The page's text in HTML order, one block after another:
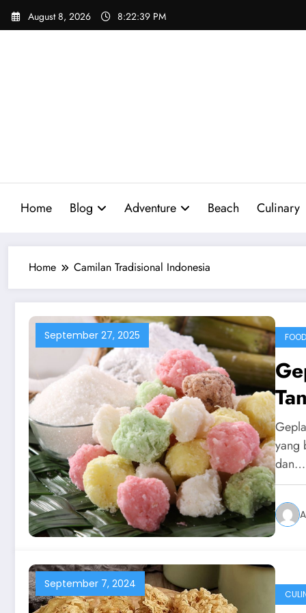
Skip
August 8, 2026 8:22:40 PM
Home Blog Adventure Beach Culinary
Home Camilan Tradisional Indonesia
September 27, 2025 FOOD
yang
dan…
September 7, 2024